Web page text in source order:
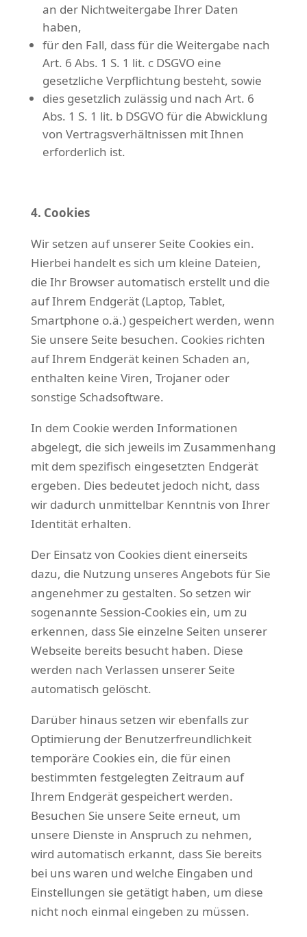
an der Nichtweitergabe Ihrer Daten
haben,
für den Fall, dass für die Weitergabe nach
Art. 6 Abs. 1 S. 1 lit. c DSGVO eine
gesetzliche Verpflichtung besteht, sowie
dies gesetzlich zulässig und nach Art. 6
Abs. 1 S. 1 lit. b DSGVO für die Abwicklung
von Vertragsverhältnissen mit Ihnen
erforderlich ist.
4. Cookies
Wir setzen auf unserer Seite Cookies ein.
Hierbei handelt es sich um kleine Dateien,
die Ihr Browser automatisch erstellt und die
auf Ihrem Endgerät (Laptop, Tablet,
Smartphone o.ä.) gespeichert werden, wenn
Sie unsere Seite besuchen. Cookies richten
auf Ihrem Endgerät keinen Schaden an,
enthalten keine Viren, Trojaner oder
sonstige Schadsoftware.
In dem Cookie werden Informationen
abgelegt, die sich jeweils im Zusammenhang
mit dem spezifisch eingesetzten Endgerät
ergeben. Dies bedeutet jedoch nicht, dass
wir dadurch unmittelbar Kenntnis von Ihrer
Identität erhalten.
Der Einsatz von Cookies dient einerseits
dazu, die Nutzung unseres Angebots für Sie
angenehmer zu gestalten. So setzen wir
sogenannte Session-Cookies ein, um zu
erkennen, dass Sie einzelne Seiten unserer
Webseite bereits besucht haben. Diese
werden nach Verlassen unserer Seite
automatisch gelöscht.
Darüber hinaus setzen wir ebenfalls zur
Optimierung der Benutzerfreundlichkeit
temporäre Cookies ein, die für einen
bestimmten festgelegten Zeitraum auf
Ihrem Endgerät gespeichert werden.
Besuchen Sie unsere Seite erneut, um
unsere Dienste in Anspruch zu nehmen,
wird automatisch erkannt, dass Sie bereits
bei uns waren und welche Eingaben und
Einstellungen sie getätigt haben, um diese
nicht noch einmal eingeben zu müssen.